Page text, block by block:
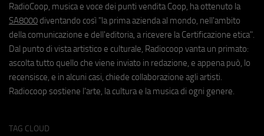
RadioCoop, musica e voce dei punti vendita Coop, ha ottenuto la
SA8000 diventando così "la prima azienda al mondo, nell'ambito
della comunicazione e dell'editoria, a ricevere la Certificazione etica".
Dal punto di vista artistico e culturale, Radiocoop vanta un primato:
ascolta tutto quello che viene inviato in redazione, e appena può, lo
recensisce, e in alcuni casi, chiede collaborazione agli artisti.
Radiocoop sostiene l'arte, la cultura e la musica di ogni genere.
TAG CLOUD